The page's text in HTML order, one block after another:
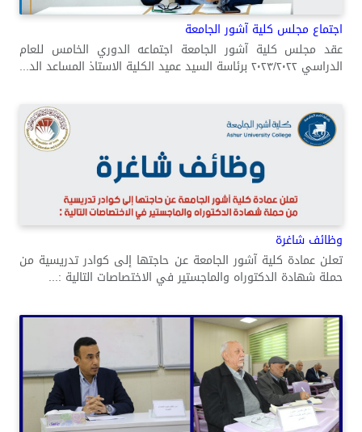
اجتماع مجلس كلية آشور الجامعة
عقد مجلس كلية آشور الجامعة اجتماعه الدوري الخامس للعام
الدراسي ٢٠٢٣/٢٠٢٢ برئاسة السيد عميد الكلية الاستاذ المساعد الد...
وظائف شاغرة
تعلن عمادة كلية آشور الجامعة عن حاجتها إلى كوادر تدريسية من
حملة شهادة الدكتوراه والماجستير في الاختصاصات التالية :...